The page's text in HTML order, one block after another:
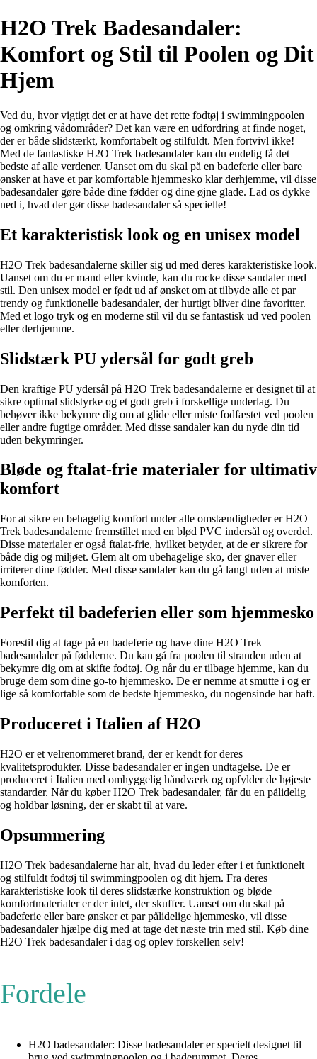
H2O Trek Badesandaler:
Komfort og Stil til Poolen og Dit
Hjem
Ved du, hvor vigtigt det er at have det rette fodtøj i swimmingpoolen
og omkring vådområder? Det kan være en udfordring at finde noget,
der er både slidstærkt, komfortabelt og stilfuldt. Men fortvivl ikke!
Med de fantastiske H2O Trek badesandaler kan du endelig få det
bedste af alle verdener. Uanset om du skal på en badeferie eller bare
ønsker at have et par komfortable hjemmesko klar derhjemme, vil disse
badesandaler gøre både dine fødder og dine øjne glade. Lad os dykke
ned i, hvad der gør disse badesandaler så specielle!
Et karakteristisk look og en unisex model
H2O Trek badesandalerne skiller sig ud med deres karakteristiske look.
Uanset om du er mand eller kvinde, kan du rocke disse sandaler med
stil. Den unisex model er født ud af ønsket om at tilbyde alle et par
trendy og funktionelle badesandaler, der hurtigt bliver dine favoritter.
Med et logo tryk og en moderne stil vil du se fantastisk ud ved poolen
eller derhjemme.
Slidstærk PU ydersål for godt greb
Den kraftige PU ydersål på H2O Trek badesandalerne er designet til at
sikre optimal slidstyrke og et godt greb i forskellige underlag. Du
behøver ikke bekymre dig om at glide eller miste fodfæstet ved poolen
eller andre fugtige områder. Med disse sandaler kan du nyde din tid
uden bekymringer.
Bløde og ftalat-frie materialer for ultimativ
komfort
For at sikre en behagelig komfort under alle omstændigheder er H2O
Trek badesandalerne fremstillet med en blød PVC indersål og overdel.
Disse materialer er også ftalat-frie, hvilket betyder, at de er sikrere for
både dig og miljøet. Glem alt om ubehagelige sko, der gnaver eller
irriterer dine fødder. Med disse sandaler kan du gå langt uden at miste
komforten.
Perfekt til badeferien eller som hjemmesko
Forestil dig at tage på en badeferie og have dine H2O Trek
badesandaler på fødderne. Du kan gå fra poolen til stranden uden at
bekymre dig om at skifte fodtøj. Og når du er tilbage hjemme, kan du
bruge dem som dine go-to hjemmesko. De er nemme at smutte i og er
lige så komfortable som de bedste hjemmesko, du nogensinde har haft.
Produceret i Italien af H2O
H2O er et velrenommeret brand, der er kendt for deres
kvalitetsprodukter. Disse badesandaler er ingen undtagelse. De er
produceret i Italien med omhyggelig håndværk og opfylder de højeste
standarder. Når du køber H2O Trek badesandaler, får du en pålidelig
og holdbar løsning, der er skabt til at vare.
Opsummering
H2O Trek badesandalerne har alt, hvad du leder efter i et funktionelt
og stilfuldt fodtøj til swimmingpoolen og dit hjem. Fra deres
karakteristiske look til deres slidstærke konstruktion og bløde
komfortmaterialer er der intet, der skuffer. Uanset om du skal på
badeferie eller bare ønsker et par pålidelige hjemmesko, vil disse
badesandaler hjælpe dig med at tage det næste trin med stil. Køb dine
H2O Trek badesandaler i dag og oplev forskellen selv!
Fordele
H2O badesandaler: Disse badesandaler er specielt designet til